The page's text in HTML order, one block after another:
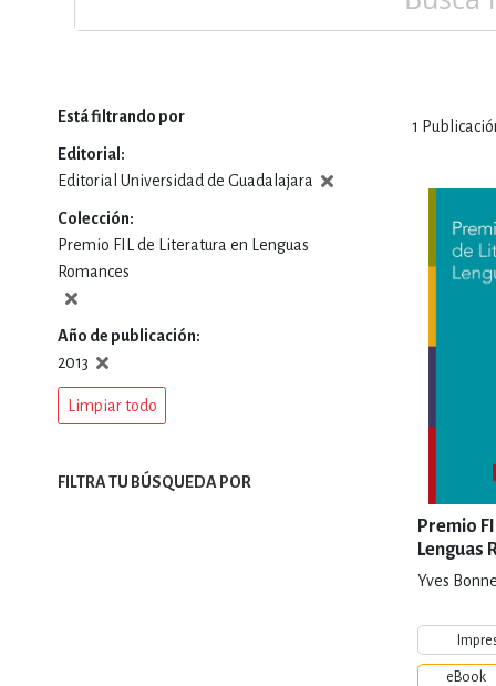
DEPORTES Y
ESTILOS DE
INFANTILES,
1
Premio
Lenguas
Yves
eBook
Está filtrando por
Editorial
Editorial Universidad de Guadalajara
Colección
Premio FIL de Literatura en Lenguas
Romances
Año de publicación
2013
Limpiar todo
FILTRA TU BÚSQUEDA POR